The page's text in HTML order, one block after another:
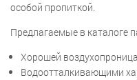
особой пропиткой.
Предлагаемые в каталоге
Хорошей
Водоотталкивающими